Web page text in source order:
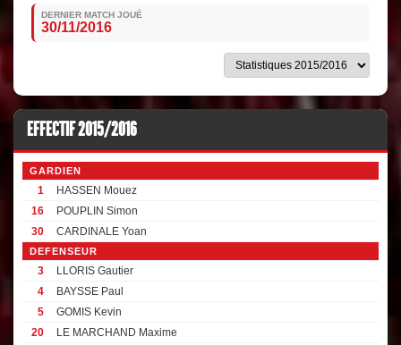
DERNIER MATCH JOUÉ
30/11/2016
EFFECTIF 2015/2016
GARDIEN
1
HASSEN Mouez
16
POUPLIN Simon
30
CARDINALE Yoan
DEFENSEUR
3
LLORIS Gautier
4
BAYSSE Paul
5
GOMIS Kevin
20
LE MARCHAND Maxime